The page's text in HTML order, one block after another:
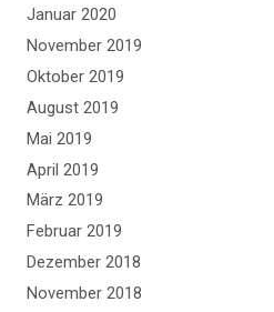
Januar 2020
November 2019
Oktober 2019
August 2019
Mai 2019
April 2019
März 2019
Februar 2019
Dezember 2018
November 2018